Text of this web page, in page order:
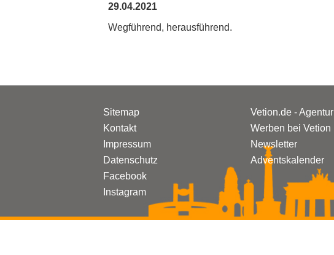
29.04.2021
Wegführend, herausführend.
Sitemap
Kontakt
Impressum
Datenschutz
Facebook
Instagram
Vetion.de - Agentur
Werben bei Vetion
Newsletter
Adventskalender